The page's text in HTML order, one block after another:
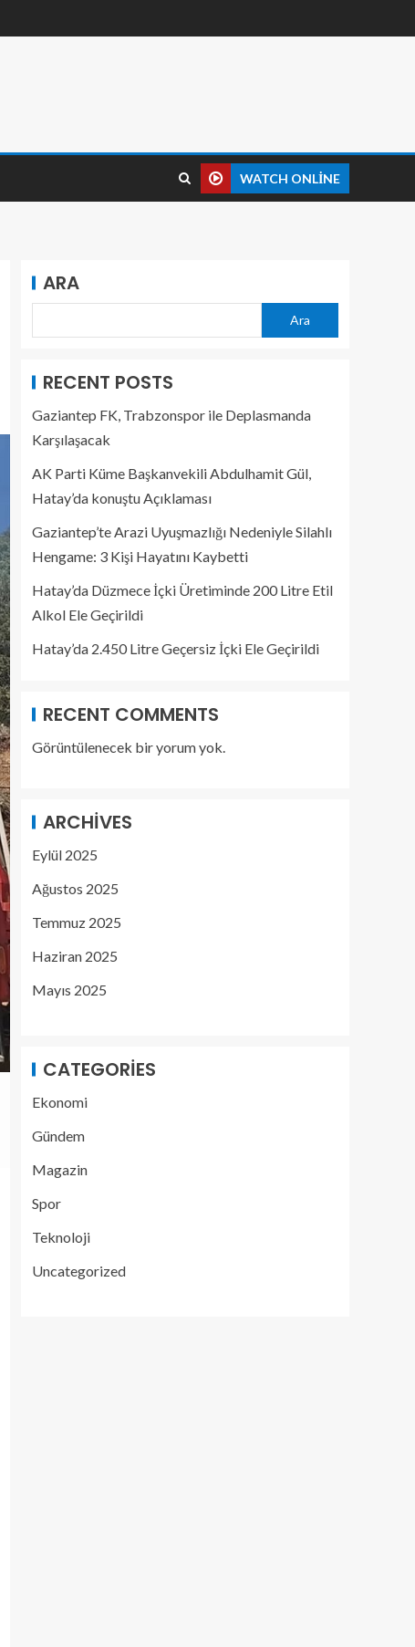
WATCH ONLINE
ARA
Ara
RECENT POSTS
Gaziantep FK, Trabzonspor ile Deplasmanda
Karşılaşacak
AK Parti Küme Başkanvekili Abdulhamit Gül,
Hatay’da konuştu Açıklaması
Gaziantep’te Arazi Uyuşmazlığı Nedeniyle Silahlı
Hengame: 3 Kişi Hayatını Kaybetti
Hatay’da Düzmece İçki Üretiminde 200 Litre Etil
Alkol Ele Geçirildi
Hatay’da 2.450 Litre Geçersiz İçki Ele Geçirildi
RECENT COMMENTS
Görüntülenecek bir yorum yok.
ARCHIVES
Eylül 2025
Ağustos 2025
Temmuz 2025
Haziran 2025
Mayıs 2025
CATEGORIES
Ekonomi
Gündem
Magazin
Spor
Teknoloji
Uncategorized